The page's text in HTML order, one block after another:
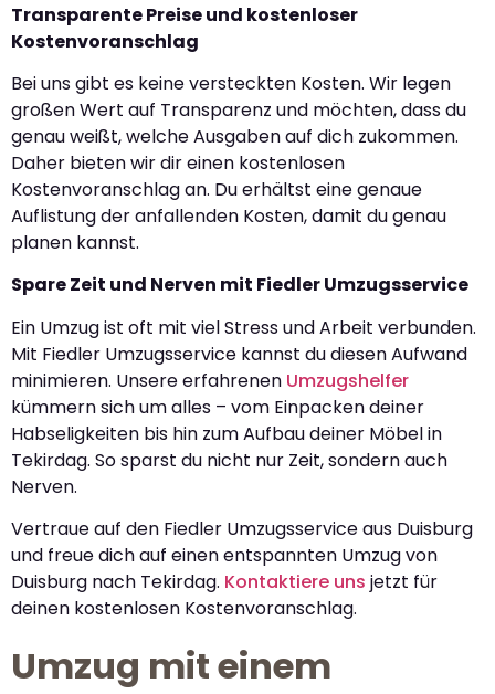
Transparente Preise und kostenloser
Kostenvoranschlag
Bei uns gibt es keine versteckten Kosten. Wir legen
großen Wert auf Transparenz und möchten, dass du
genau weißt, welche Ausgaben auf dich zukommen.
Daher bieten wir dir einen kostenlosen
Kostenvoranschlag an. Du erhältst eine genaue
Auflistung der anfallenden Kosten, damit du genau
planen kannst.
Spare Zeit und Nerven mit Fiedler Umzugsservice
Ein Umzug ist oft mit viel Stress und Arbeit verbunden.
Mit Fiedler Umzugsservice kannst du diesen Aufwand
minimieren. Unsere erfahrenen Umzugshelfer
kümmern sich um alles – vom Einpacken deiner
Habseligkeiten bis hin zum Aufbau deiner Möbel in
Tekirdag. So sparst du nicht nur Zeit, sondern auch
Nerven.
Vertraue auf den Fiedler Umzugsservice aus Duisburg
und freue dich auf einen entspannten Umzug von
Duisburg nach Tekirdag. Kontaktiere uns jetzt für
deinen kostenlosen Kostenvoranschlag.
Umzug mit einem